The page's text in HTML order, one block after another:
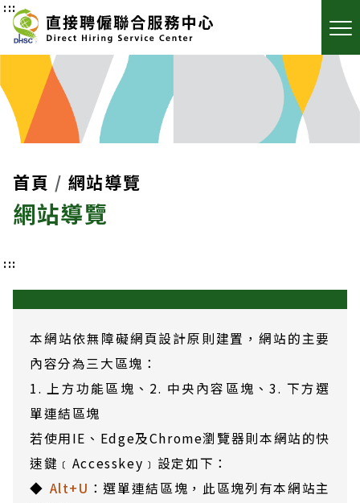
:::
首頁 網站導覽
網站導覽
:::
本網站依無障礙網頁設計原則建置，網站的主要
內容分為三大區塊：
1. 上方功能區塊、2. 中央內容區塊、3. 下方選
單連結區塊
若使用IE、Edge及Chrome瀏覽器則本網站的快
速鍵﹝Accesskey﹞設定如下：
Alt+U ：選單連結區塊，此區塊列有本網站主